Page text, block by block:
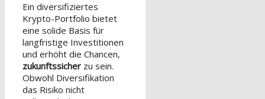
Ein diversifiziertes
Krypto-Portfolio bietet
eine solide Basis für
langfristige Investitionen
und erhöht die Chancen,
zukunftssicher zu sein.
Obwohl Diversifikation
das Risiko nicht